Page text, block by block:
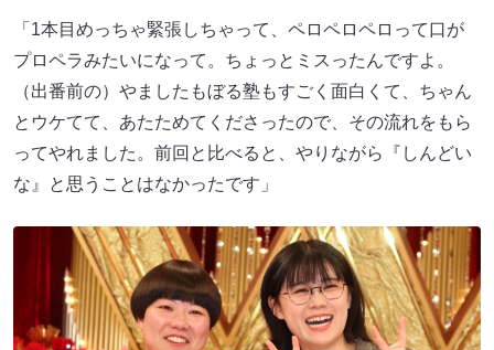
「1本目めっちゃ緊張しちゃって、ペロペロペロって口が
プロペラみたいになって。ちょっとミスったんですよ。
（出番前の）やましたもぼる塾もすごく面白くて、ちゃん
とウケてて、あたためてくださったので、その流れをもら
ってやれました。前回と比べると、やりながら『しんどい
な』と思うことはなかったです」